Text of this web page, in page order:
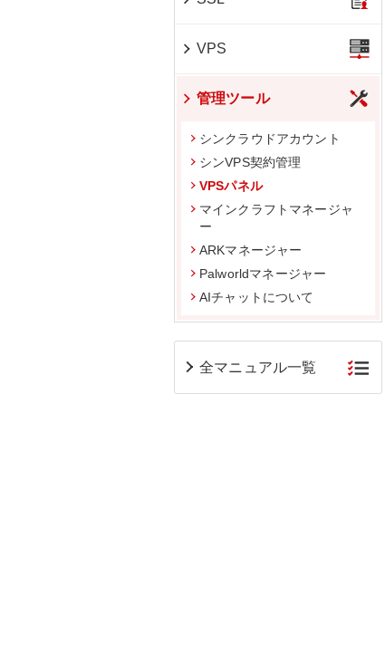
VPS
管理ツール
シンクラウドアカウント
シンVPS契約管理
VPSパネル
マインクラフトマネージャ
ー
ARKマネージャー
Palworldマネージャー
AIチャットについて
全マニュアル一覧